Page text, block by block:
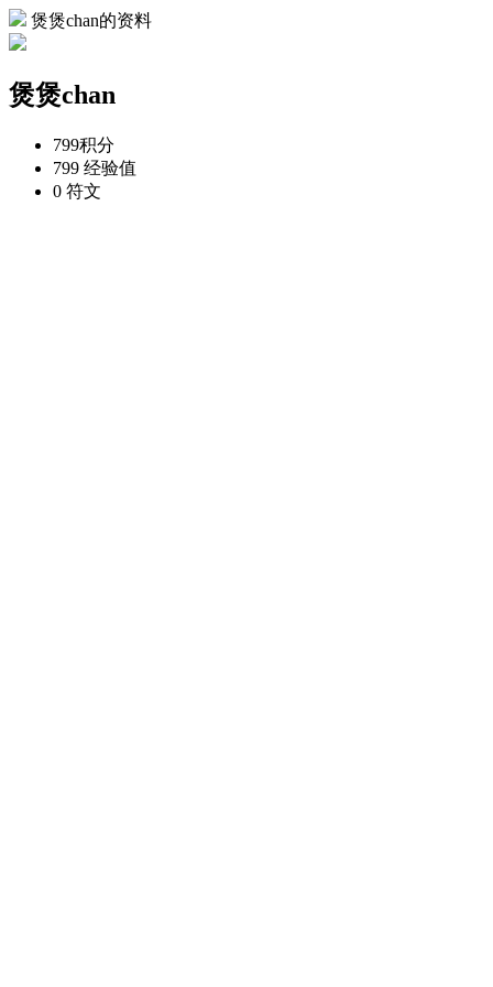
煲煲chan的资料
煲煲chan
799积分
799 经验值
0 符文